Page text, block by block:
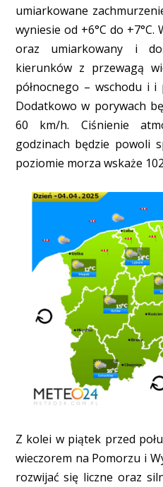
umiarkowane
wyniesie od +6°C do +7°C.
oraz umiarkowany i
kierunków z przewagą
północnego – wschodu i i
Dodatkowo w porywach
60 km/h. Ciśnienie
godzinach będzie powoli
poziomie morza wskaże
Z kolei w piątek przed
wieczorem na Pomorzu i
rozwijać się liczne oraz